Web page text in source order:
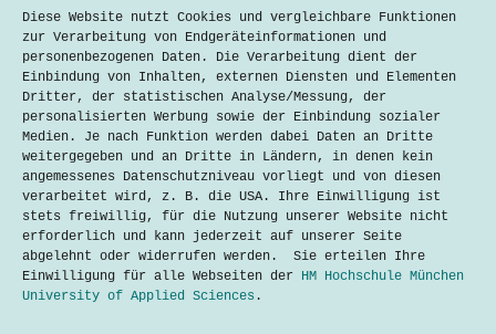
Diese Website nutzt Cookies und vergleichbare Funktionen
zur Verarbeitung von Endgeräteinformationen und
personenbezogenen Daten. Die Verarbeitung dient der
Einbindung von Inhalten, externen Diensten und Elementen
Dritter, der statistischen Analyse/Messung, der
personalisierten Werbung sowie der Einbindung sozialer
Medien. Je nach Funktion werden dabei Daten an Dritte
weitergegeben und an Dritte in Ländern, in denen kein
angemessenes Datenschutzniveau vorliegt und von diesen
verarbeitet wird, z. B. die USA. Ihre Einwilligung ist
stets freiwillig, für die Nutzung unserer Website nicht
erforderlich und kann jederzeit auf unserer Seite
abgelehnt oder widerrufen werden. Sie erteilen Ihre
Einwilligung für alle Webseiten der HM Hochschule München
University of Applied Sciences .
Mit Bleifuß in den Klimaschutz
Erik Bornemann
4. November 2021
Jetzt ist es also so weit: Es gibt
offizielle Koalitionsverhandlungen
zwischen SPD, Grünen und FDP. Und mit
den Verhandlungen kommen die
Spekulationen und Diskussionen über
politische Folgen. Ganz besonders
steht dabei die Klimakrise im Raum.
Der gefühlte Showdown liegt in…
LesenMit
Bleifuß